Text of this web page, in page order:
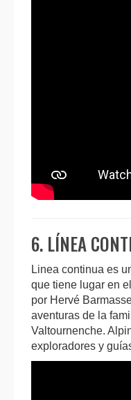
6. LÍNEA
Linea continua es
que tiene lugar en
por Hervé
aventuras de la
Valtournenche.
exploradores y